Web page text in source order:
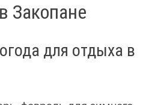
Закопане
для отдыха в